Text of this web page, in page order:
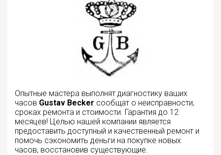
Опытные мастера выполнят диагностику ваших
часов Gustav Becker сообщат о неисправности,
сроках ремонта и стоимости. Гарантия до 12
месяцев! Целью нашей компании является
предоставить доступный и качественный ремонт и
помочь сэкономить деньги на покупке новых
часов, восстановив существующие.